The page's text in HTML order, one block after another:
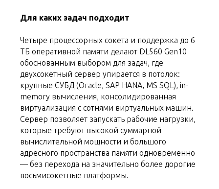
Для каких задач подходит
Четыре процессорных сокета и поддержка до 6
ТБ оперативной памяти делают DL560 Gen10
обоснованным выбором для задач, где
двухсокетный сервер упирается в потолок:
крупные СУБД (Oracle, SAP HANA, MS SQL), in-
memory вычисления, консолидированная
виртуализация с сотнями виртуальных машин.
Сервер позволяет запускать рабочие нагрузки,
которые требуют высокой суммарной
вычислительной мощности и большого
адресного пространства памяти одновременно
— без перехода на значительно более дорогие
восьмисокетные платформы.